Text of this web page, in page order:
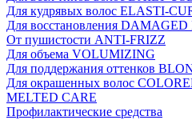
Для кудрявых волос ELASTI-
Для восстановления
От пушистости ANTI-FRIZZ
Для объема VOLUMIZING
Для поддержания оттенков
Для окрашенных волос
MELTED CARE
Профилактические средства